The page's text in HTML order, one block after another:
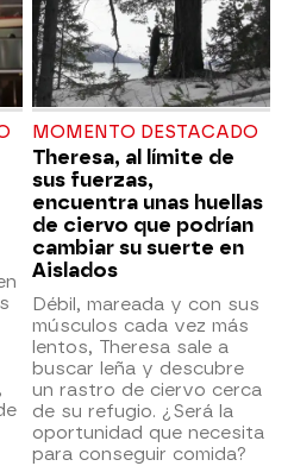
MOMENTO DESTACADO
Theresa, al límite de
sus fuerzas,
encuentra unas huellas
de ciervo que podrían
cambiar su suerte en
Aislados
Débil, mareada y con sus
músculos cada vez más
lentos, Theresa sale a
buscar leña y descubre
un rastro de ciervo cerca
de su refugio. ¿Será la
oportunidad que necesita
para conseguir comida?